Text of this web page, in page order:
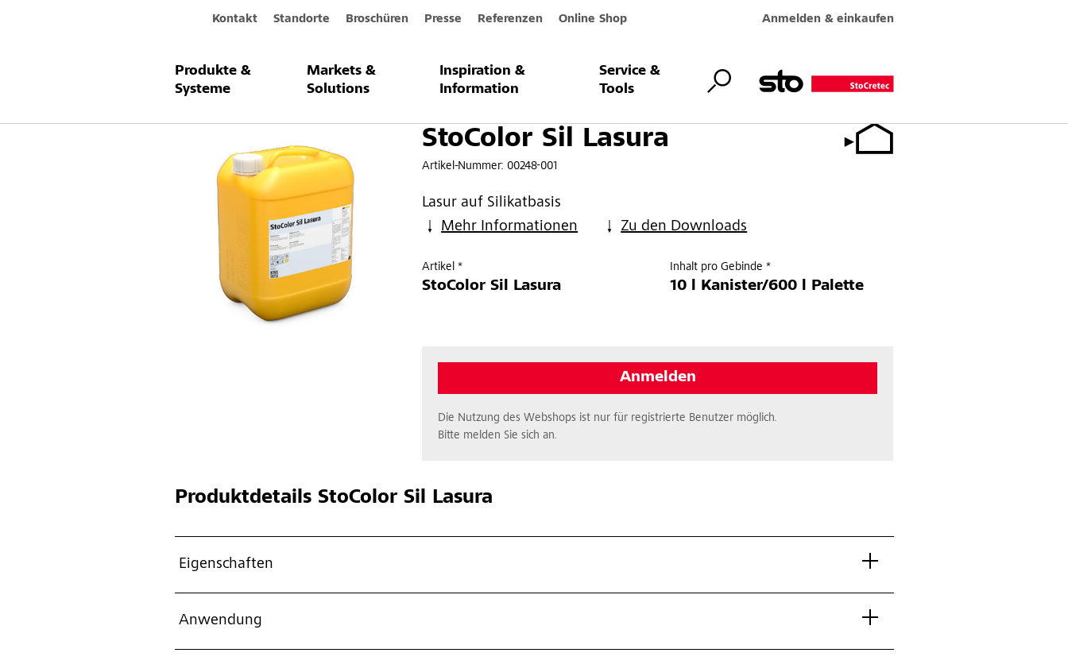
Kontakt Standorte Broschüren Presse Referenzen Online Shop Anmelden & einkaufen
Produkte &
Systeme
Markets &
Solutions
Inspiration &
Information
Service &
Tools
Produkte & Systeme StoColor Sil Lasura
StoColor Sil Lasura
Artikel-Nummer: 00248-001
Lasur auf Silikatbasis
Mehr Informationen
Zu den Downloads
Artikel *
StoColor Sil Lasura
Inhalt pro Gebinde *
10 l Kanister/600 l Palette
Anmelden
Die Nutzung des Webshops ist nur für registrierte Benutzer möglich.
Bitte melden Sie sich an.
ProduktdetailsStoColor Sil Lasura
Eigenschaften
Anwendung